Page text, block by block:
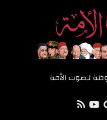
لـصوت الأمة